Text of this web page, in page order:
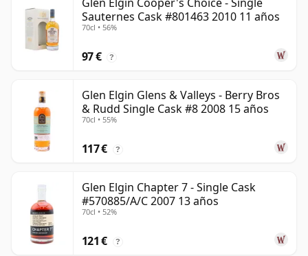
Sauternes Cask #801463 2010 11 años
70cl • 56%
97 € ?
Glen Elgin Glens & Valleys - Berry Bros
& Rudd Single Cask #8 2008 15 años
70cl • 55%
117 € ?
Glen Elgin Chapter 7 - Single Cask
#570885/A/C 2007 13 años
70cl • 52%
121 € ?